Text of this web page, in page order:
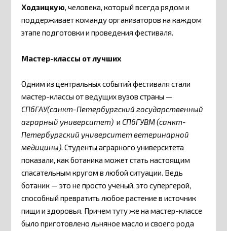
Ходзицкую, человека, который всегда рядом и
поддерживает команду организаторов на каждом
этапе подготовки и проведения фестиваля.
Мастер-классы от лучших
Одним из центральных событий фестиваля стали
мастер-классы от ведущих вузов страны —
СПбГАУ(санкт-Петербургский государственный
аграрный университет) и СПбГУВМ (санкт-
Петербургский университет ветеринарной
медицины). Студенты аграрного университета
показали, как ботаника может стать настоящим
спасательным кругом в любой ситуации. Ведь
ботаник — это не просто ученый, это супергерой,
способный превратить любое растение в источник
пищи и здоровья. Причем туту же на мастер-классе
было приготовлено льняное масло и своего рода